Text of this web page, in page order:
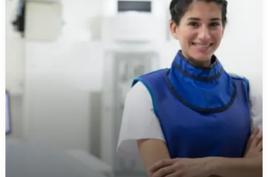
Pemakaian
Apron
Sebagai